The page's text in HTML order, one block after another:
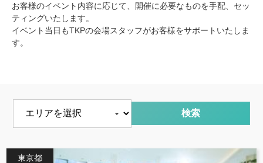
お客様のイベント内容に応じて、開催に必要なものを手配、セッ
ティングいたします。
イベント当日もTKPの会場スタッフがお客様をサポートいたしま
す。
東京都